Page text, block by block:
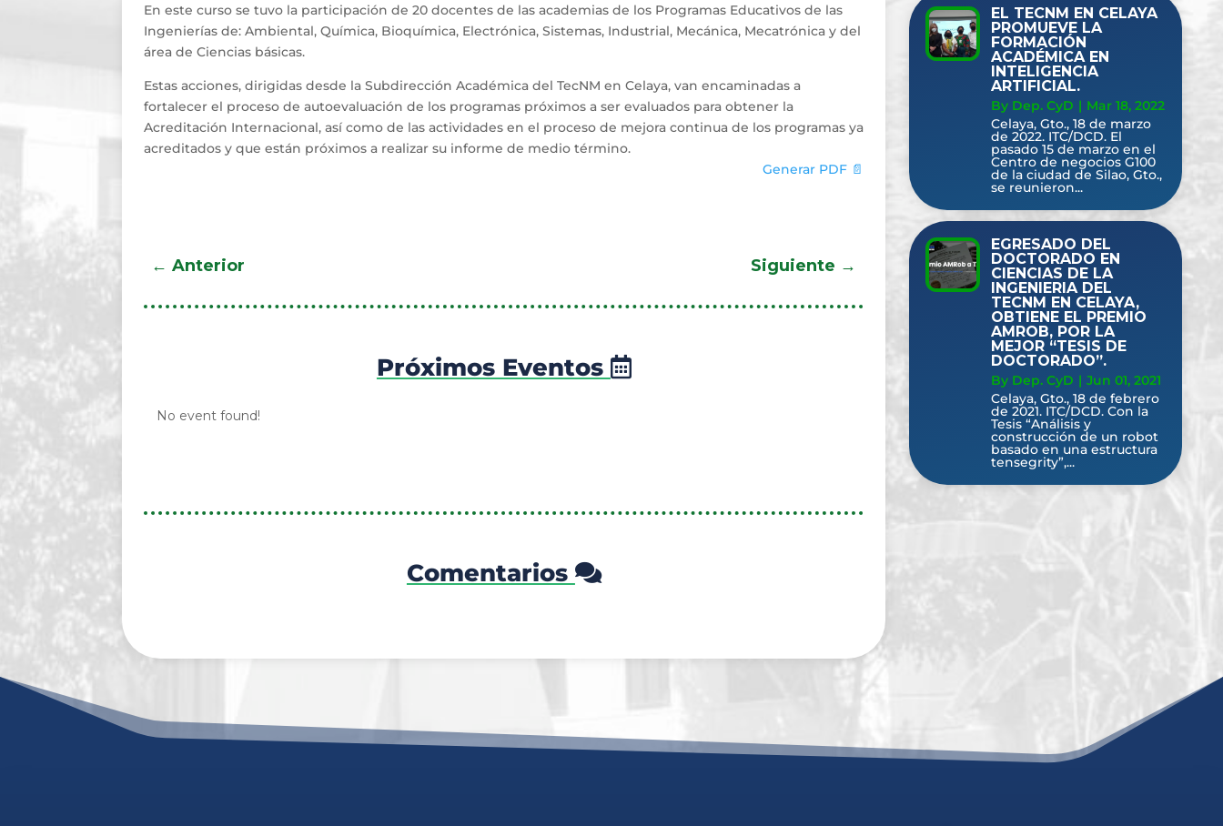
En este curso se tuvo la participación de 20 docentes de las academias de los Programas Educativos de las
Ingenierías de: Ambiental, Química, Bioquímica, Electrónica, Sistemas, Industrial, Mecánica, Mecatrónica y del
área de Ciencias básicas.
Estas acciones, dirigidas desde la Subdirección Académica del TecNM en Celaya, van encaminadas a
fortalecer el proceso de autoevaluación de los programas próximos a ser evaluados para obtener la
Acreditación Internacional, así como de las actividades en el proceso de mejora continua de los programas ya
acreditados y que están próximos a realizar su informe de medio término.
Generar PDF 📄
←Anterior Siguiente →
Próximos Eventos
No event found!
Comentarios
EL TECNM EN CELAYA
PROMUEVE LA
FORMACIÓN
ACADÉMICA EN
INTELIGENCIA
ARTIFICIAL.
By Dep. CyD | Mar 18, 2022
Celaya, Gto., 18 de marzo
de 2022. ITC/DCD. El
pasado 15 de marzo en el
Centro de negocios G100
de la ciudad de Silao, Gto.,
se reunieron...
EGRESADO DEL
DOCTORADO EN
CIENCIAS DE LA
INGENIERIA DEL
TECNM EN CELAYA,
OBTIENE EL PREMIO
AMROB, POR LA
MEJOR “TESIS DE
DOCTORADO”.
By Dep. CyD | Jun 01, 2021
Celaya, Gto., 18 de febrero
de 2021. ITC/DCD. Con la
Tesis “Análisis y
construcción de un robot
basado en una estructura
tensegrity”,...